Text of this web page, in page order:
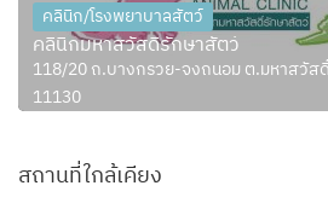
คลินิก/โรงพยาบาลสัตว์
คลินิกมหาสวัสดิ์รักษาสัตว์
118/20 ถ.บางกรวย-จงถนอม ต.มหาสวัส
11130
สถานที่ใกล้เคียง